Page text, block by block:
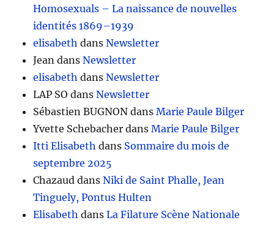
Homosexuals – La naissance de nouvelles
identités 1869–1939
elisabeth dansNewsletter
Jean dansNewsletter
elisabeth dansNewsletter
LAP SO dansNewsletter
Sébastien BUGNON dansMarie Paule Bilger
Yvette Schebacher dansMarie Paule Bilger
Itti Elisabeth dans Sommaire du mois de
septembre 2025
Chazaud dansNiki de Saint Phalle, Jean
Tinguely, Pontus Hulten
Elisabeth dansLa Filature Scène Nationale